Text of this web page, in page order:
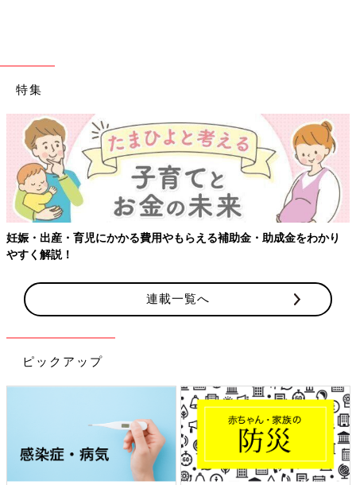
特集
り
【ワクチン接種できるものも】妊婦の感染症対策、知ってお
連載一覧へ
ピックアップ